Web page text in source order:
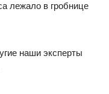
лежало в гробнице
наши эксперты